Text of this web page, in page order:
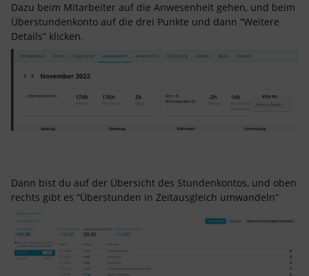
Dazu beim Mitarbeiter auf die Anwesenheit gehen, und beim
Überstundenkonto auf die drei Punkte und dann “Weitere
Details” klicken.
Dann bist du auf der Übersicht des Stundenkontos, und oben
rechts gibt es “Überstunden in Zeitausgleich umwandeln”